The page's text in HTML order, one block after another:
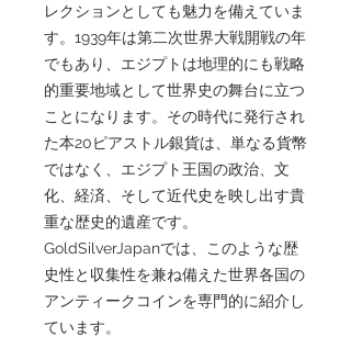
レクションとしても魅力を備えていま
す。1939年は第二次世界大戦開戦の年
でもあり、エジプトは地理的にも戦略
的重要地域として世界史の舞台に立つ
ことになります。その時代に発行され
た本20ピアストル銀貨は、単なる貨幣
ではなく、エジプト王国の政治、文
化、経済、そして近代史を映し出す貴
重な歴史的遺産です。
GoldSilverJapanでは、このような歴
史性と収集性を兼ね備えた世界各国の
アンティークコインを専門的に紹介し
ています。